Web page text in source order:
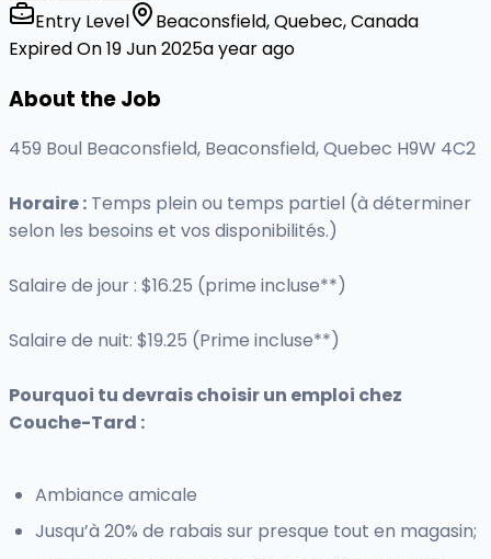
Entry Level
Beaconsfield, Quebec, Canada
Expired On 19 Jun 2025a year ago
About the Job
459 Boul Beaconsfield, Beaconsfield, Quebec H9W 4C2
Horaire : Temps plein ou temps partiel (à déterminer
selon les besoins et vos disponibilités.)
Salaire de jour : $16.25 (prime incluse**)
Salaire de nuit: $19.25 (Prime incluse**)
Pourquoi tu devrais choisir un emploi chez
Couche-Tard :
Ambiance amicale
Jusqu’à 20% de rabais sur presque tout en magasin;